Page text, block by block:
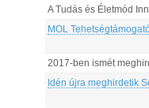
A Tudás és Életmód
MOL
2017-ben ismét
Idén újra meghirdetik